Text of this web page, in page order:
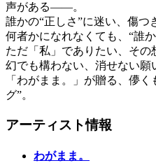
声がある——。
誰かの“正しさ”に迷い、傷つ
何者かになれなくても、“誰
ただ「私」でありたい、その
幻でも構わない、消せない願
「わがまま。」が贈る、儚
グ”。
アーティスト情報
わがまま。